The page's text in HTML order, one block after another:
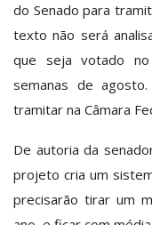
do Senado para
texto não será
que seja votado no
semanas de
tramitar na Câmara
De autoria da
projeto cria um
precisarão tirar um